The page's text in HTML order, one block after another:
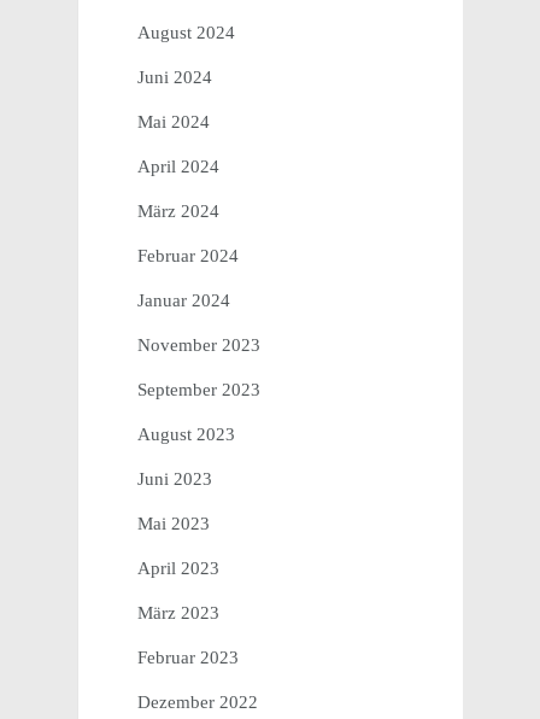
August 2024
Juni 2024
Mai 2024
April 2024
März 2024
Februar 2024
Januar 2024
November 2023
September 2023
August 2023
Juni 2023
Mai 2023
April 2023
März 2023
Februar 2023
Dezember 2022